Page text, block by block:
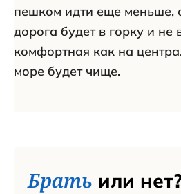
пешком идти еще меньше,
дорога будет в горку и не
комфортная как на
море будет чище.
Брать или